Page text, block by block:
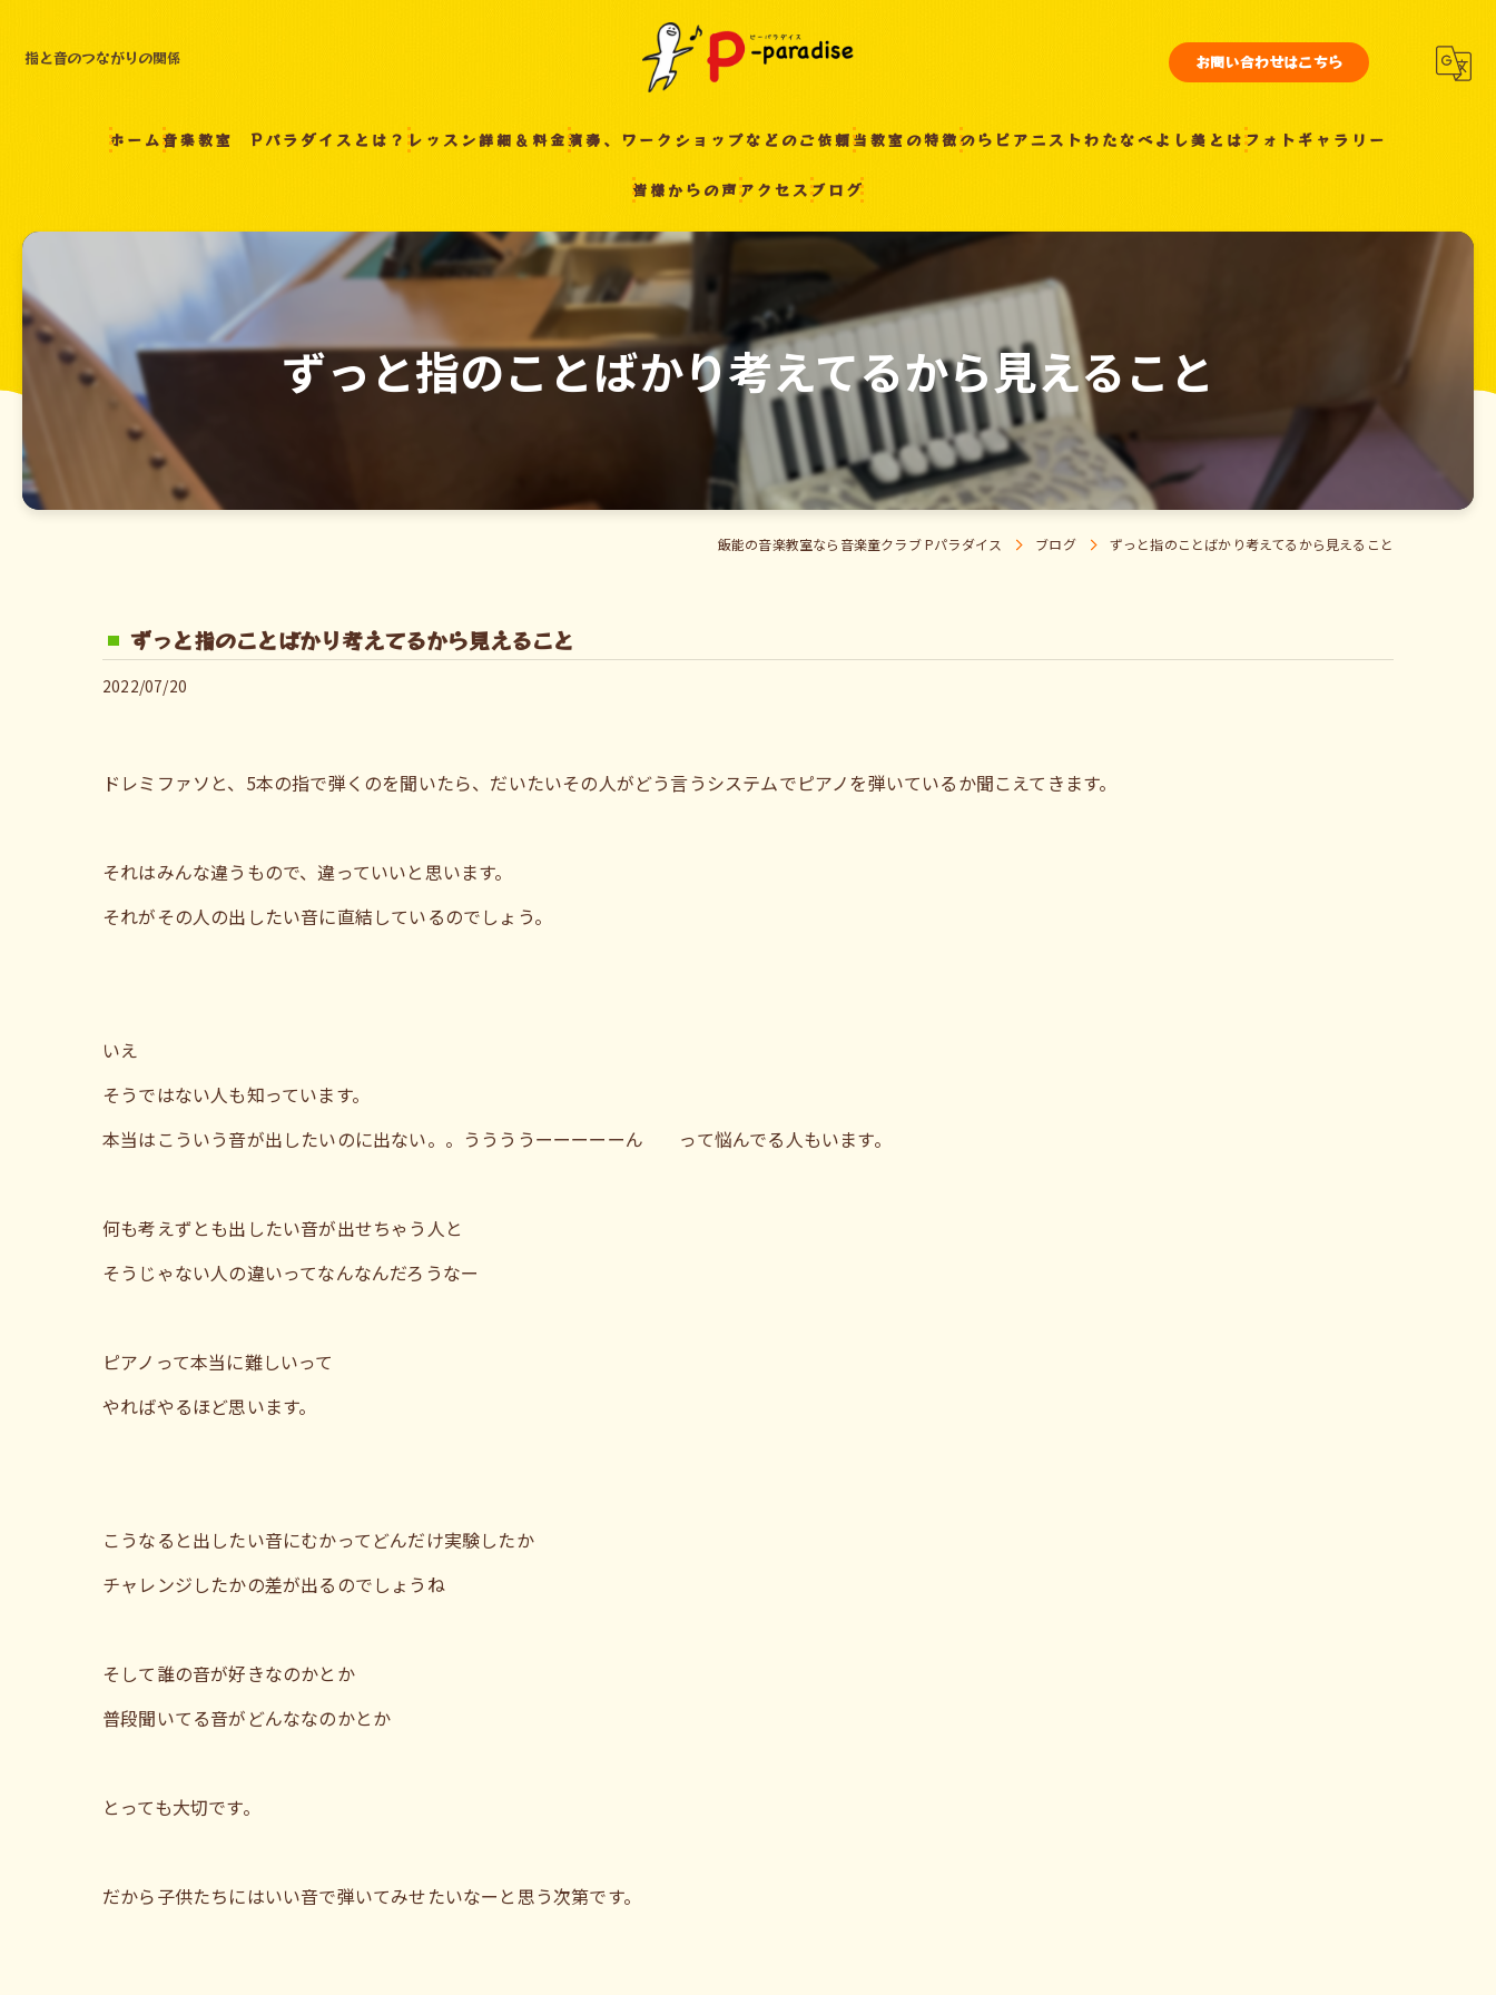
指と音のつながりの関係 お問い合わせはこちら
ホーム音楽教室 Pパラダイスとは？ レッスン詳細＆料金演奏、ワークショップなどのご依頼当教室の特徴
非認知能力
のらピアニストわたなべよし美とはフォトギャラリー
皆様からの声アクセスブログ
ずっと指のことばかり考えてるから見えること
飯能の音楽教室なら音楽童クラブ Pパラダイス ブログ ずっと指のことばかり考えてるから見えること
ずっと指のことばかり考えてるから見えること
2022/07/20
ドレミファソと、5本の指で弾くのを聞いたら、だいたいその人がどう言うシステムでピアノを弾いているか聞こえてきます。
それはみんな違うもので、違っていいと思います。
それがその人の出したい音に直結しているのでしょう。
いえ
そうではない人も知っています。
本当はこういう音が出したいのに出ない。。ううううーーーーーん って悩んでる人もいます。
何も考えずとも出したい音が出せちゃう人と
そうじゃない人の違いってなんなんだろうなー
ピアノって本当に難しいって
やればやるほど思います。
こうなると出したい音にむかってどんだけ実験したか
チャレンジしたかの差が出るのでしょうね
そして誰の音が好きなのかとか
普段聞いてる音がどんななのかとか
とっても大切です。
だから子供たちにはいい音で弾いてみせたいなーと思う次第です。